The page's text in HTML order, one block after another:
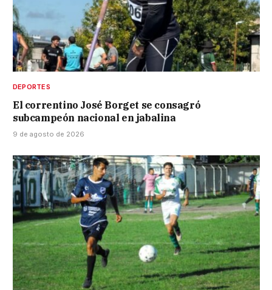
DEPORTES
El correntino José Borget se consagró
subcampeón nacional en jabalina
9 de agosto de 2026